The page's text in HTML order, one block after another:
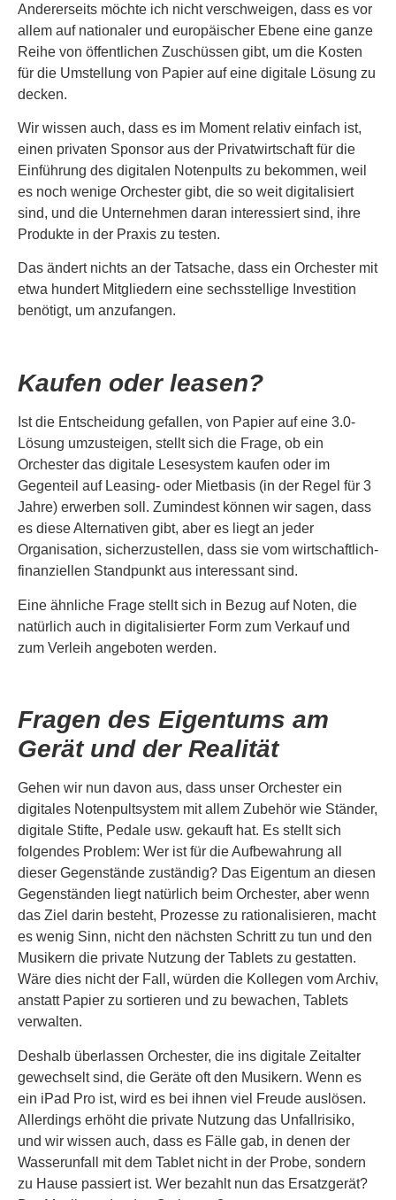
Andererseits möchte ich nicht verschweigen, dass es vor
allem auf nationaler und europäischer Ebene eine ganze
Reihe von öffentlichen Zuschüssen gibt, um die Kosten
für die Umstellung von Papier auf eine digitale Lösung zu
decken.
Wir wissen auch, dass es im Moment relativ einfach ist,
einen privaten Sponsor aus der Privatwirtschaft für die
Einführung des digitalen Notenpults zu bekommen, weil
es noch wenige Orchester gibt, die so weit digitalisiert
sind, und die Unternehmen daran interessiert sind, ihre
Produkte in der Praxis zu testen.
Das ändert nichts an der Tatsache, dass ein Orchester mit
etwa hundert Mitgliedern eine sechsstellige Investition
benötigt, um anzufangen.
Kaufen oder leasen?
Ist die Entscheidung gefallen, von Papier auf eine 3.0-
Lösung umzusteigen, stellt sich die Frage, ob ein
Orchester das digitale Lesesystem kaufen oder im
Gegenteil auf Leasing- oder Mietbasis (in der Regel für 3
Jahre) erwerben soll. Zumindest können wir sagen, dass
es diese Alternativen gibt, aber es liegt an jeder
Organisation, sicherzustellen, dass sie vom wirtschaftlich-
finanziellen Standpunkt aus interessant sind.
Eine ähnliche Frage stellt sich in Bezug auf Noten, die
natürlich auch in digitalisierter Form zum Verkauf und
zum Verleih angeboten werden.
Fragen des Eigentums am
Gerät und der Realität
Gehen wir nun davon aus, dass unser Orchester ein
digitales Notenpultsystem mit allem Zubehör wie Ständer,
digitale Stifte, Pedale usw. gekauft hat. Es stellt sich
folgendes Problem: Wer ist für die Aufbewahrung all
dieser Gegenstände zuständig? Das Eigentum an diesen
Gegenständen liegt natürlich beim Orchester, aber wenn
das Ziel darin besteht, Prozesse zu rationalisieren, macht
es wenig Sinn, nicht den nächsten Schritt zu tun und den
Musikern die private Nutzung der Tablets zu gestatten.
Wäre dies nicht der Fall, würden die Kollegen vom Archiv,
anstatt Papier zu sortieren und zu bewachen, Tablets
verwalten.
Deshalb überlassen Orchester, die ins digitale Zeitalter
gewechselt sind, die Geräte oft den Musikern. Wenn es
ein iPad Pro ist, wird es bei ihnen viel Freude auslösen.
Allerdings erhöht die private Nutzung das Unfallrisiko,
und wir wissen auch, dass es Fälle gab, in denen der
Wasserunfall mit dem Tablet nicht in der Probe, sondern
zu Hause passiert ist. Wer bezahlt nun das Ersatzgerät?